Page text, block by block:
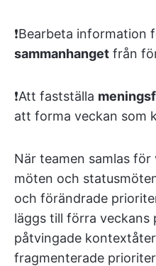
❗️Bearbeta information
sammanhanget från
❗️Att fastställa
att forma veckan som
När teamen samlas
möten och
och förändrade
läggs till förra veckans
påtvingade
fragmenterade